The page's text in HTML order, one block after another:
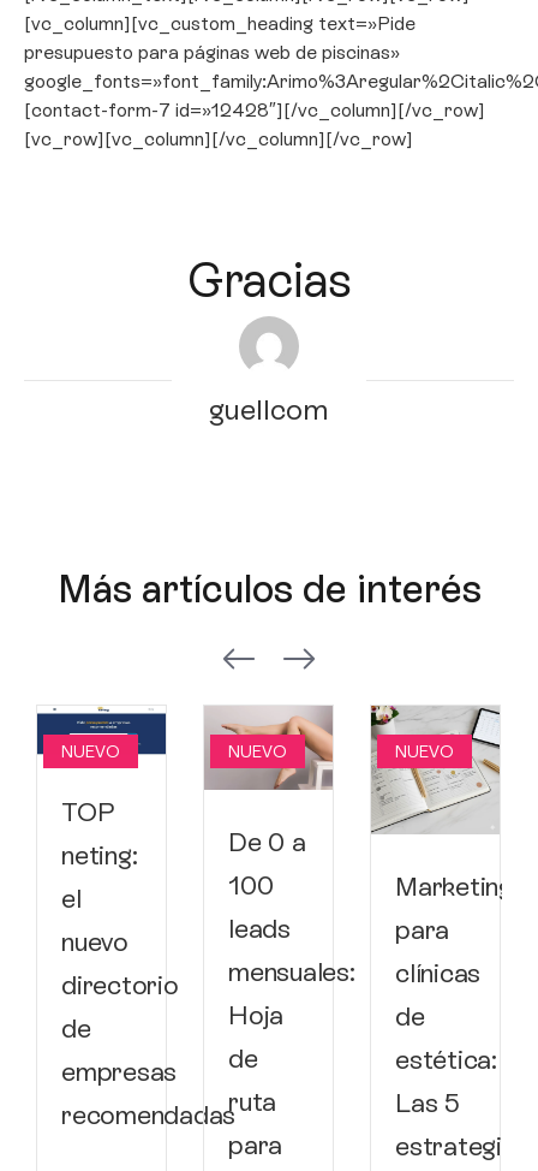
[vc_column][vc_custom_heading text=»Pide
presupuesto para páginas web de piscinas»
[contact-form-7 id=»12428″][/vc_column][/vc_row]
[vc_row][vc_column][/vc_column][/vc_row]
Gracias
guellcom
Más artículos de interés
NUEVO
TOP
neting:
el
nuevo
directorio
de
empresas
recomendadas
NUEVO
De 0 a
100
leads
mensuales:
Hoja
de
ruta
para
NUEVO
Marketing
para
clínicas
de
estética:
Las 5
estrategias